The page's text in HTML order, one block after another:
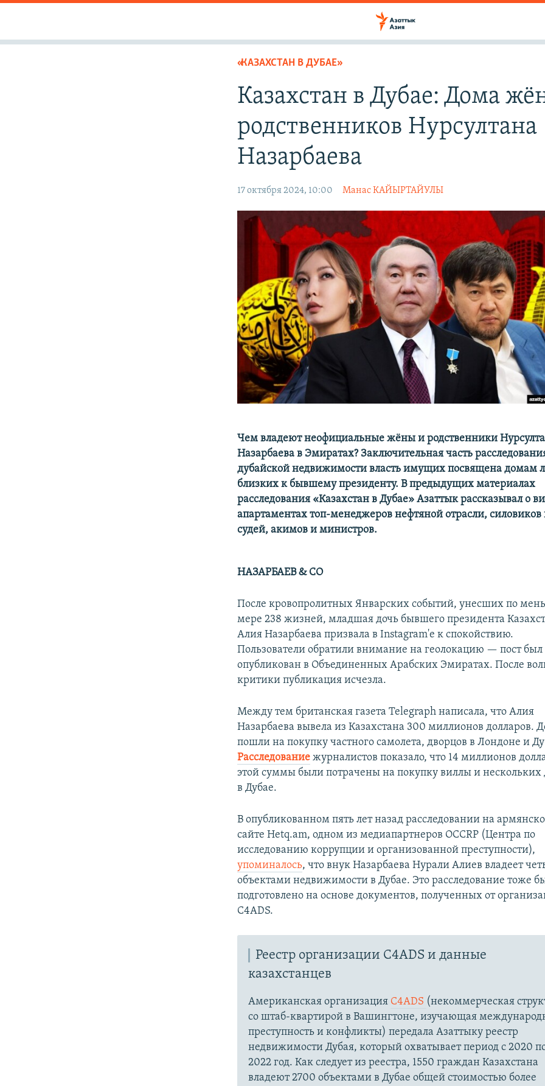
«КАЗАХСТАН В ДУБАЕ»
Казахстан в Дубае: Дома
родственников Нурсултана
Назарбаева
17 октября 2024, 10:00 Манас КАЙЫРТАЙУЛЫ
Чем владеют неофициальные жёны и родственники
Назарбаева в Эмиратах? Заключительная часть
дубайской недвижимости власть имущих посвящена домам
близких к бывшему президенту. В предыдущих материалах
расследования «Казахстан в Дубае» Азаттык рассказывал о
апартаментах топ-менеджеров нефтяной отрасли, силовиков
судей, акимов и министров.
НАЗАРБАЕВ & CO
После кровопролитных Январских событий, унесших по
мере 238 жизней, младшая дочь бывшего президента
Алия Назарбаева призвала в Instagram'е к спокойствию.
Пользователи обратили внимание на геолокацию — пост был
опубликован в Объединенных Арабских Эмиратах. После
критики публикация исчезла.
Между тем британская газета Telegraph написала, что Алия
Назарбаева вывела из Казахстана 300 миллионов долларов.
пошли на покупку частного самолета, дворцов в Лондоне и
Расследование журналистов показало, что 14 миллионов
этой суммы были потрачены на покупку виллы и нескольких
в Дубае.
В опубликованном пять лет назад расследовании на
сайте Hetq.am, одном из медиапартнеров OCCRP (Центра по
исследованию коррупции и организованной преступности),
упоминалось, что внук Назарбаева Нурали Алиев владеет
объектами недвижимости в Дубае. Это расследование тоже
подготовлено на основе документов, полученных от
C4ADS.
Реестр организации C4ADS и данные
казахстанцев
Американская организация C4ADS (некоммерческая
со штаб-квартирой в Вашингтоне, изучающая
преступность и конфликты) передала Азаттыку реестр
недвижимости Дубая, который охватывает период с 2020
2022 год. Как следует из реестра, 1550 граждан Казахстана
владеют 2700 объектами в Дубае общей стоимостью более